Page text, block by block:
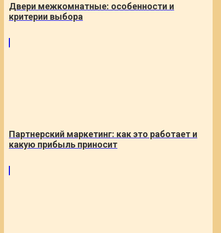
Двери межкомнатные: особенности и
критерии выбора
Партнерский маркетинг: как это работает и
какую прибыль приносит